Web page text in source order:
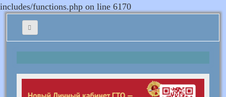
includes/functions.php on line 6170